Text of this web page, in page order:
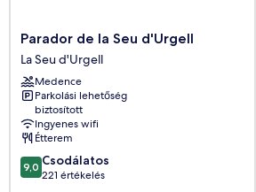
Parador
de
la
Seu
d'Urgell
La
Seu
d'Urgell
Parador de la Seu d'Urgell
La Seu d'Urgell
Medence
Parkolási lehetőség
biztosított
Ingyenes wifi
Étterem
9.0
ennyiből:
9,0 Csodálatos
221 értékelés